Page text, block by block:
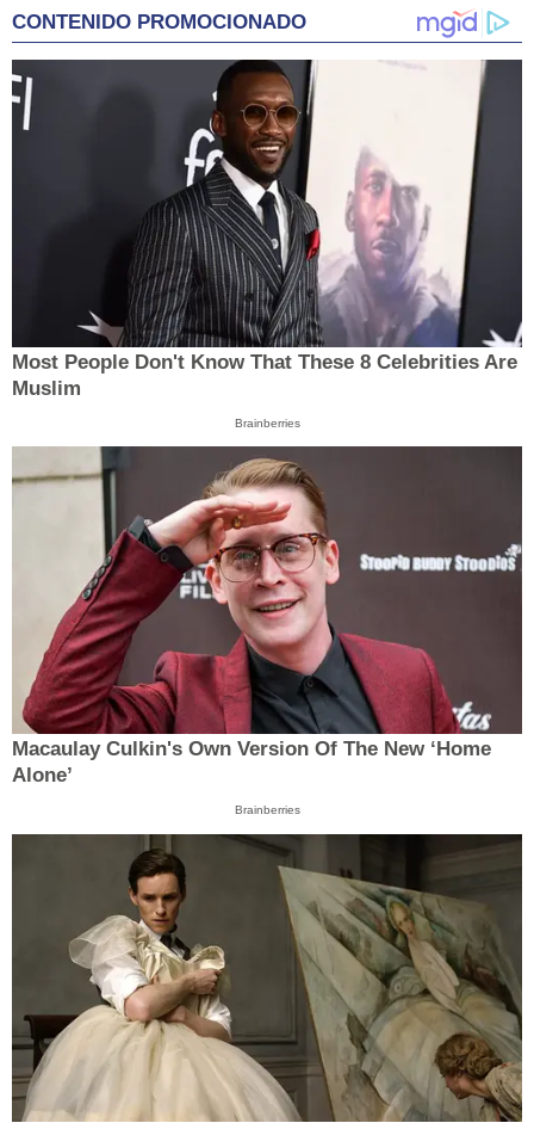
CONTENIDO PROMOCIONADO
Most People Don't Know That These 8 Celebrities Are
Muslim
Brainberries
Macaulay Culkin's Own Version Of The New ‘Home
Alone’
Brainberries